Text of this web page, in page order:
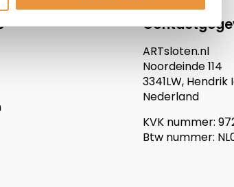
ARTsloten.nl
Noordeinde 114
3341LW,
Nederland
KVK nummer:
Btw nummer: